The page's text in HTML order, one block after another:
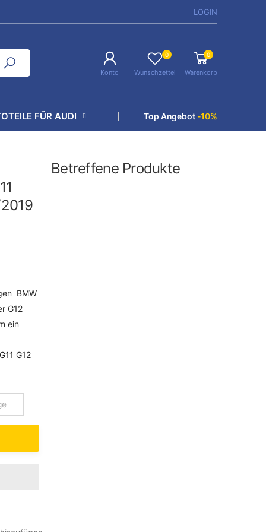
LOGIN
Konto
0
Wunschzettel
0
Warenkorb
FÜR AUDI Top Angebot -10%
BMW
G12
ein
G12
Betreffene Produkte